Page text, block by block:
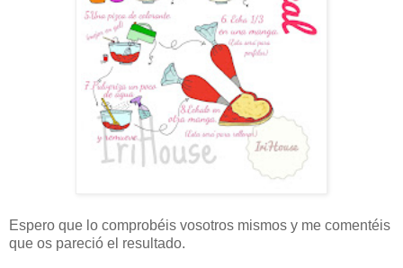
Espero que lo comprobéis vosotros mismos y me comentéis
que os pareció el resultado.